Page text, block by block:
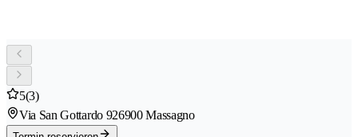
5(3)
Via San Gottardo 926900 Massagno